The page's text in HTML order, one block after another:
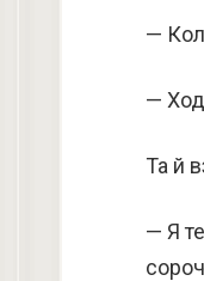
—
—
Та й
— Я